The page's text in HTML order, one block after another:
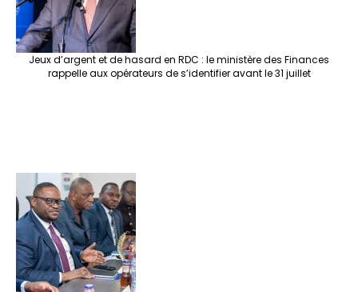
Jeux d’argent et de hasard en RDC : le ministère des Finances
rappelle aux opérateurs de s’identifier avant le 31 juillet